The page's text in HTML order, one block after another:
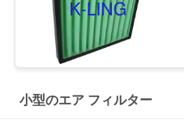
小型のエア フィルター